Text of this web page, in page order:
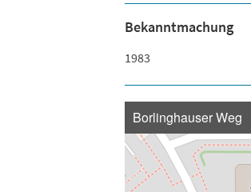
Bekanntmachung
1983
Borlinghauser Weg